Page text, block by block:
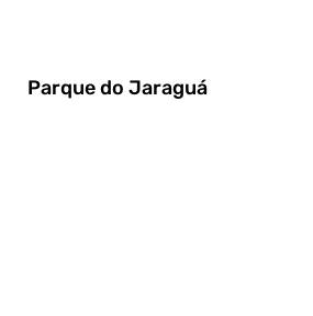
Parque do Jaraguá